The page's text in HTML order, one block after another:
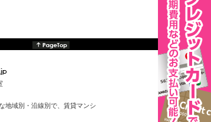
地域別・沿線別で、賃貸マンシ